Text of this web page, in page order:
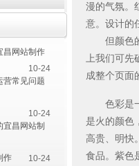
昌网站制作
10-24
营常见问题
10-24
宜昌网站制
10-24
作
漫的气氛。
意。设计的
但颜色的
上我们可
成整个页面
色彩是一
是火的颜色
高贵、明快
食品。紫色